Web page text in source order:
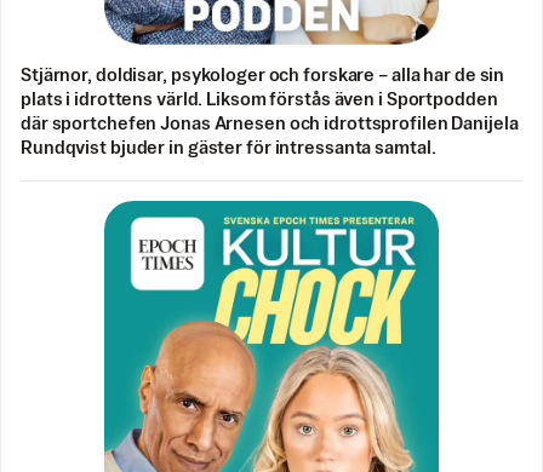
Stjärnor, doldisar, psykologer och forskare – alla har de sin
plats i idrottens värld. Liksom förstås även i Sportpodden
där sportchefen Jonas Arnesen och idrottsprofilen Danijela
Rundqvist bjuder in gäster för intressanta samtal.